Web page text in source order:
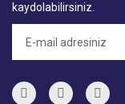
kaydolabilirsiniz.